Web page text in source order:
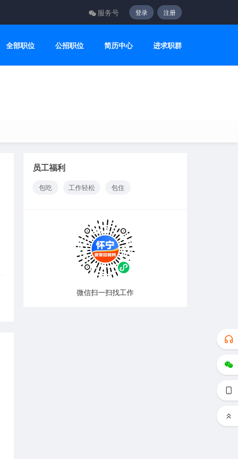
服务号 登录 注册
全部职位 公招职位 简历中心 进求职群
员工福利
包吃 工作轻松 包住
微信扫一扫找工作